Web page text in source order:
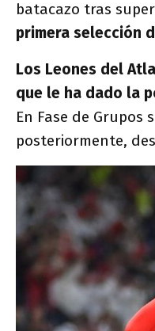
batacazo tras
primera selección
Los Leones del
que le ha dado la
En Fase de
posteriormente,